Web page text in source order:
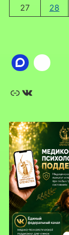
27 28
Ссылка